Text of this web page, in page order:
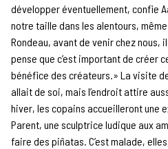
développer éventuellement, confie
notre taille dans les alentours, même
Rondeau, avant de venir chez nous,
pense que c’est important de créer
bénéfice des créateurs.» La visite
allait de soi, mais l’endroit attire
hiver, les copains accueilleront une
Parent, une sculptrice ludique aux
faire des piñatas. C’est malade,